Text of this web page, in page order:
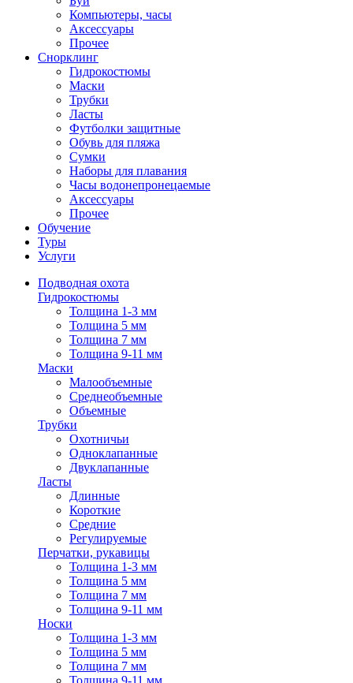
Компьютеры, часы
Аксессуары
Прочее
Снорклинг
Гидрокостюмы
Маски
Трубки
Ласты
Футболки защитные
Обувь для пляжа
Сумки
Наборы для плавания
Часы водонепронецаемые
Аксессуары
Прочее
Обучение
Туры
Услуги
Подводная охота
Гидрокостюмы
Толщина 1-3 мм
Толщина 5 мм
Толщина 7 мм
Толщина 9-11 мм
Маски
Малообъемные
Среднеобъемные
Объемные
Трубки
Охотничьи
Одноклапанные
Двуклапанные
Ласты
Длинные
Короткие
Средние
Регулируемые
Перчатки, рукавицы
Толщина 1-3 мм
Толщина 5 мм
Толщина 7 мм
Толщина 9-11 мм
Носки
Толщина 1-3 мм
Толщина 5 мм
Толщина 7 мм
Толщина 9-11 мм